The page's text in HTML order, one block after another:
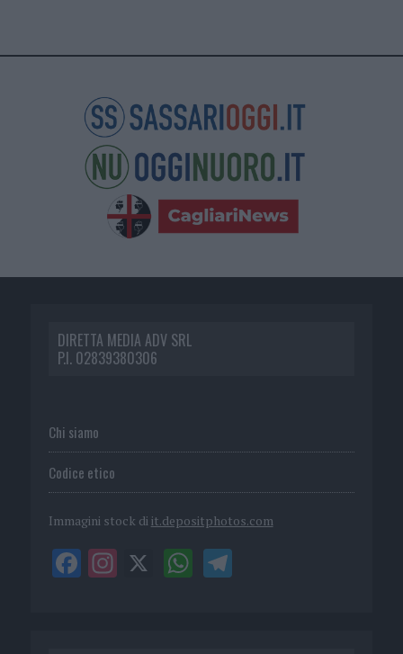
DIRETTA MEDIA ADV SRL
P.I. 02839380306
Chi siamo
Codice etico
Immagini stock di it.depositphotos.com